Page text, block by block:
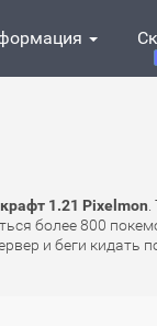
1.21 Pixelmon
более 800
и беги кидать